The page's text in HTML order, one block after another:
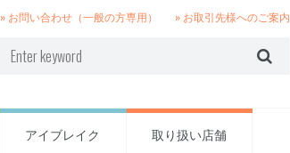
» お問い合わせ（一般の方専用） » お取引先様へのご案内
アイブレイク 取り扱い店舗